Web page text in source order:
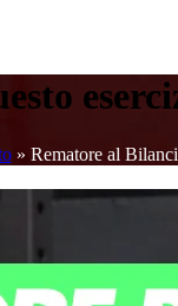
» Rematore al